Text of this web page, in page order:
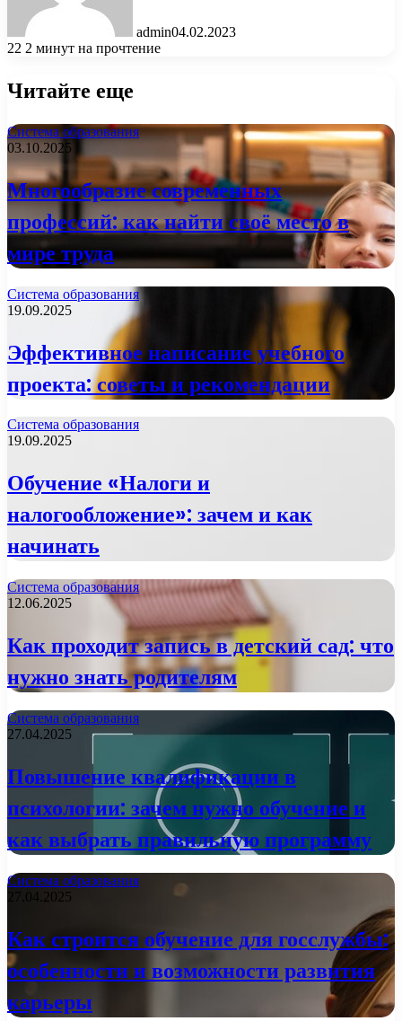
admin04.02.2023
22 2 минут на прочтение
Читайте еще
Система образования
03.10.2025
Многообразие современных
профессий: как найти своё место в
мире труда
Система образования
19.09.2025
Эффективное написание учебного
проекта: советы и рекомендации
Система образования
19.09.2025
Обучение «Налоги и
налогообложение»: зачем и как
начинать
Система образования
12.06.2025
Как проходит запись в детский сад: что
нужно знать родителям
Система образования
27.04.2025
Повышение квалификации в
психологии: зачем нужно обучение и
как выбрать правильную программу
Система образования
27.04.2025
Как строится обучение для госслужбы:
особенности и возможности развития
карьеры